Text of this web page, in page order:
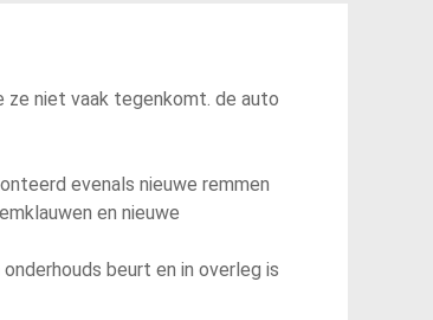
ze niet vaak tegenkomt. de auto
evenals nieuwe remmen
en nieuwe
beurt en in overleg is